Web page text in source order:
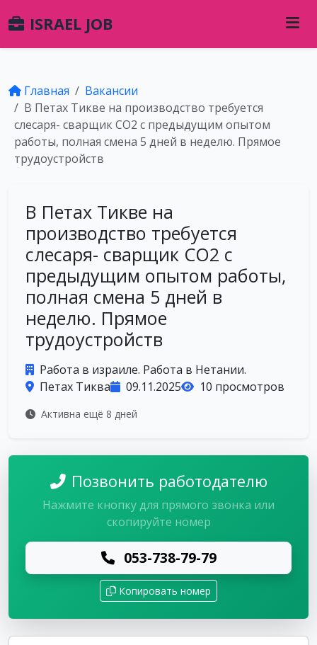
ISRAEL JOB
Главная
Вакансии
В Петах Тикве на производство требуется
слесаря- сварщик СО2 с предыдущим опытом
работы, полная смена 5 дней в неделю. Прямое
трудоустройств
В Петах Тикве на
производство требуется
слесаря- сварщик СО2 с
предыдущим опытом работы,
полная смена 5 дней в
неделю. Прямое
трудоустройств
Работа в израиле. Работа в Нетании.
Петах Тиква
09.11.2025 10 просмотров
Активна ещё 8 дней
Позвонить работодателю
Нажмите кнопку для прямого звонка или
скопируйте номер
053-738-79-79
Копировать номер